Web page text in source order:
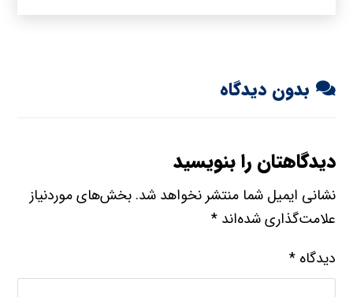
بدون دیدگاه
دیدگاهتان را بنویسید
نشانی ایمیل شما منتشر نخواهد شد. بخش‌های موردنیاز
علامت‌گذاری شده‌اند*
دیدگاه*